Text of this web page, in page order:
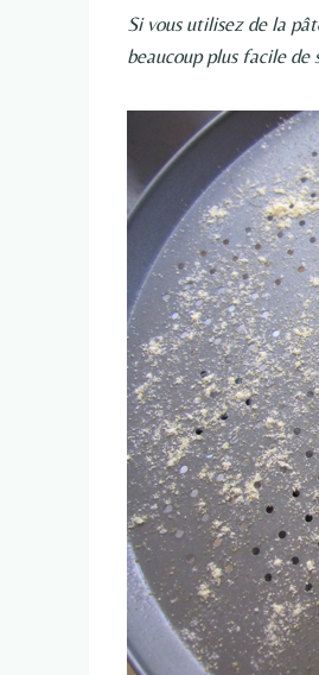
Si vous utilisez de la
beaucoup plus facile